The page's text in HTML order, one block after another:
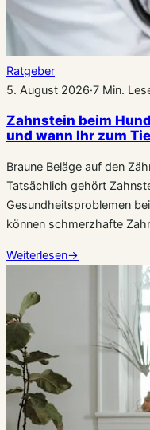
Ratgeber
5. August 2026·7 Min.
Zahnstein beim
und wann Ihr zum
Braune Beläge auf den
Tatsächlich gehört
Gesundheitsproblemen
können schmerzhafte
Weiterlesen→